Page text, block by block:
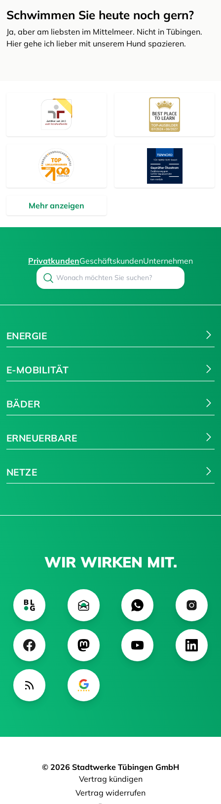
Schwimmen Sie heute noch gern?
Ja, aber am liebsten im Mittelmeer. Nicht in Tübingen.
Hier gehe ich lieber mit unserem Hund spazieren.
Mehr anzeigen
PrivatkundenGeschäftskundenUnternehmen
Search
ENERGIE
E-MOBILITÄT
BÄDER
ERNEUERBARE
NETZE
WIR WIRKEN MIT.
© 2026 Stadtwerke Tübingen GmbH
Vertrag kündigen
Vertrag widerrufen